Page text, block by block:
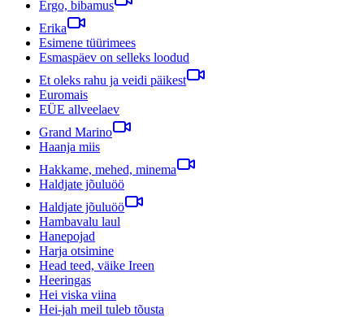
Ergo, bibamus
Erika
Esimene tüürimees
Esmaspäev on selleks loodud
Et oleks rahu ja veidi päikest
Euromais
EÜE allveelaev
Grand Marino
Haanja miis
Hakkame, mehed, minema
Haldjate jõuluöö
Haldjate jõuluöö
Hambavalu laul
Hanepojad
Harja otsimine
Head teed, väike Ireen
Heeringas
Hei viska viina
Hei-jah meil tuleb tõusta